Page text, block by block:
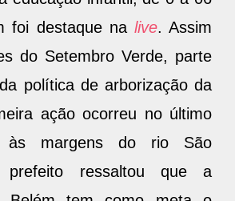
educação infantil, de 0 a 06
foi destaque na
live
do Setembro Verde, parte
política de arborização da
ação ocorreu no último
às margens do rio São
ressaltou que a